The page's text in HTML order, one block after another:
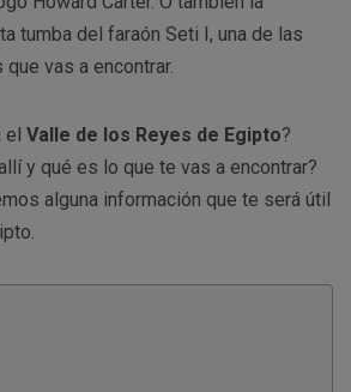
tumba del faraón Seti I, una de las
vas a encontrar.
el Valle de los Reyes de Egipto?
y qué es lo que te vas a encontrar?
alguna información que te será útil